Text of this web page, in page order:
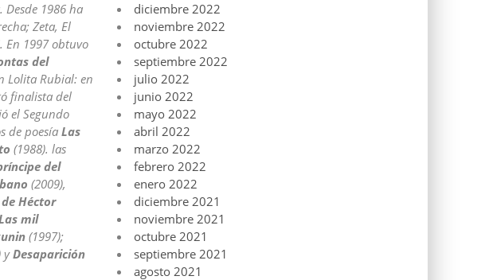
1986 ha
Zeta, El
En 1997 obtuvo
del
Lolita Rubial: en
finalista del
el Segundo
de poesía Las
(1988). las
del
(2009),
Héctor
mil
(1997);
yDesaparición
diciembre 2022
noviembre 2022
octubre 2022
septiembre 2022
julio 2022
junio 2022
mayo 2022
abril 2022
marzo 2022
febrero 2022
enero 2022
diciembre 2021
noviembre 2021
octubre 2021
septiembre 2021
agosto 2021